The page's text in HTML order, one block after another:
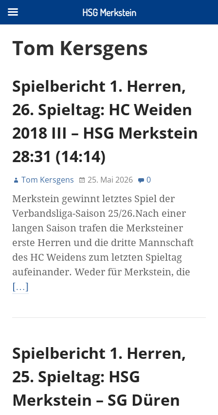
Tom Kersgens
Spielbericht 1. Herren,
26. Spieltag: HC Weiden
2018 III – HSG Merkstein
28:31 (14:14)
Tom Kersgens 25. Mai 2026 0
Merkstein gewinnt letztes Spiel der
Verbandsliga-Saison 25/26.Nach einer
langen Saison trafen die Merksteiner
erste Herren und die dritte Mannschaft
des HC Weidens zum letzten Spieltag
aufeinander. Weder für Merkstein, die
[…]
Spielbericht 1. Herren,
25. Spieltag: HSG
Merkstein – SG Düren
HSG Merkstein